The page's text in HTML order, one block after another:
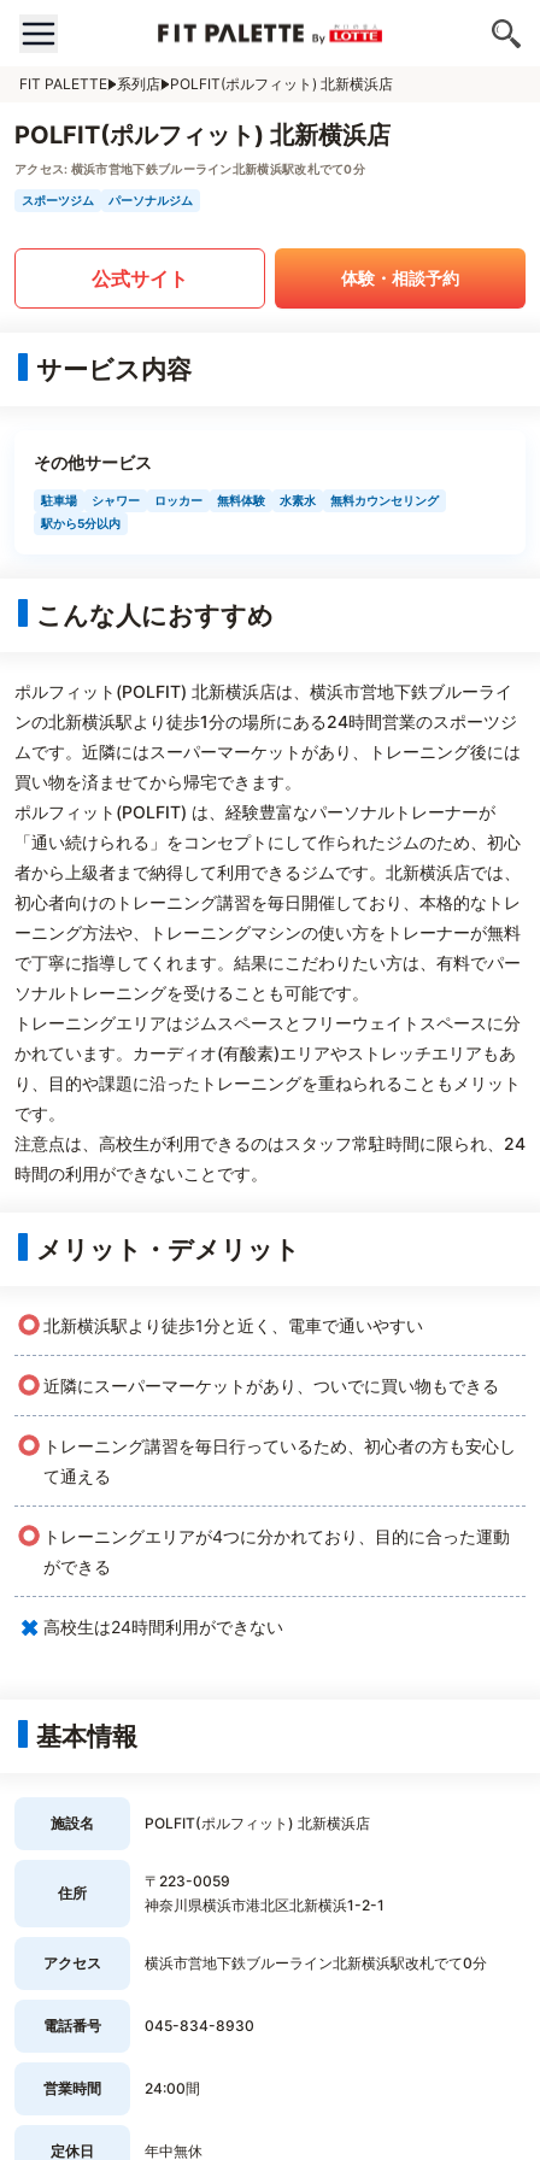
FIT PALETTE 系列店 POLFIT(ポルフィット) 北新横浜店
POLFIT(ポルフィット) 北新横浜店
アクセス: 横浜市営地下鉄ブルーライン北新横浜駅改札でて0分
スポーツジム パーソナルジム
公式サイト 体験・相談予約
サービス内容
その他サービス
駐車場 シャワー ロッカー 無料体験 水素水
無料カウンセリング
駅から5分以内
こんな人におすすめ
ポルフィット(POLFIT) 北新横浜店は、横浜市営地下鉄ブルーライ
ンの北新横浜駅より徒歩1分の場所にある24時間営業のスポーツジ
ムです。近隣にはスーパーマーケットがあり、トレーニング後には
買い物を済ませてから帰宅できます。
ポルフィット(POLFIT) は、経験豊富なパーソナルトレーナーが
「通い続けられる」をコンセプトにして作られたジムのため、初心
者から上級者まで納得して利用できるジムです。北新横浜店では、
初心者向けのトレーニング講習を毎日開催しており、本格的なトレ
ーニング方法や、トレーニングマシンの使い方をトレーナーが無料
で丁寧に指導してくれます。結果にこだわりたい方は、有料でパー
ソナルトレーニングを受けることも可能です。
トレーニングエリアはジムスペースとフリーウェイトスペースに分
かれています。カーディオ(有酸素)エリアやストレッチエリアもあ
り、目的や課題に沿ったトレーニングを重ねられることもメリット
です。
注意点は、高校生が利用できるのはスタッフ常駐時間に限られ、24
時間の利用ができないことです。
メリット・デメリット
○北新横浜駅より徒歩1分と近く、電車で通いやすい
○近隣にスーパーマーケットがあり、ついでに買い物もできる
○ トレーニング講習を毎日行っているため、初心者の方も安心し
て通える
○ トレーニングエリアが4つに分かれており、目的に合った運動
ができる
× 高校生は24時間利用ができない
基本情報
施設名 POLFIT(ポルフィット) 北新横浜店
住所
〒223-0059
神奈川県横浜市港北区北新横浜1-2-1
アクセス 横浜市営地下鉄ブルーライン北新横浜駅改札でて0分
電話番号 045-834-8930
営業時間 24:00間
定休日 年中無休